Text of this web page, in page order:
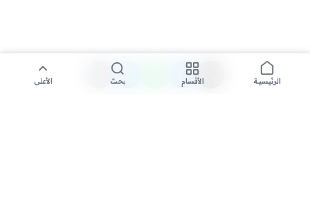
الرئيسية الأقسام بحث الأعلى